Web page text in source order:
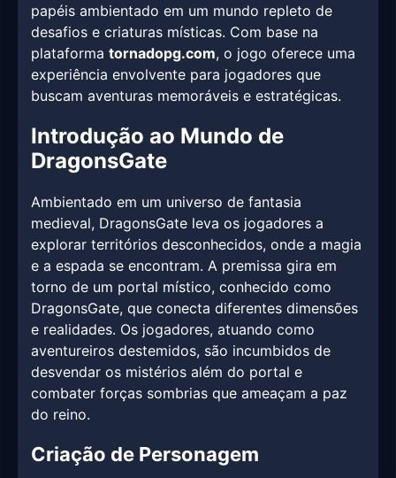
papéis ambientado em um mundo repleto de
desafios e criaturas místicas. Com base na
plataforma tornadopg.com, o jogo oferece uma
experiência envolvente para jogadores que
buscam aventuras memoráveis e estratégicas.
Introdução ao Mundo de
DragonsGate
Ambientado em um universo de fantasia
medieval, DragonsGate leva os jogadores a
explorar territórios desconhecidos, onde a magia
e a espada se encontram. A premissa gira em
torno de um portal místico, conhecido como
DragonsGate, que conecta diferentes dimensões
e realidades. Os jogadores, atuando como
aventureiros destemidos, são incumbidos de
desvendar os mistérios além do portal e
combater forças sombrias que ameaçam a paz
do reino.
Criação de Personagem